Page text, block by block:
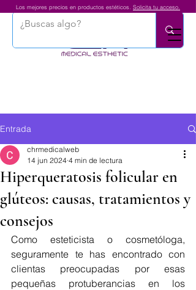
Los mejores precios en productos estéticos. Solicita tu acceso.
Entrada
Hiperqueratosis folicular en
glúteos: causas, tratamientos y
consejos
chrmedicalweb
14 jun 2024 4 min de lectura
Como esteticista o cosmetóloga,
seguramente te has encontrado con
clientas preocupadas por esas
pequeñas protuberancias en los